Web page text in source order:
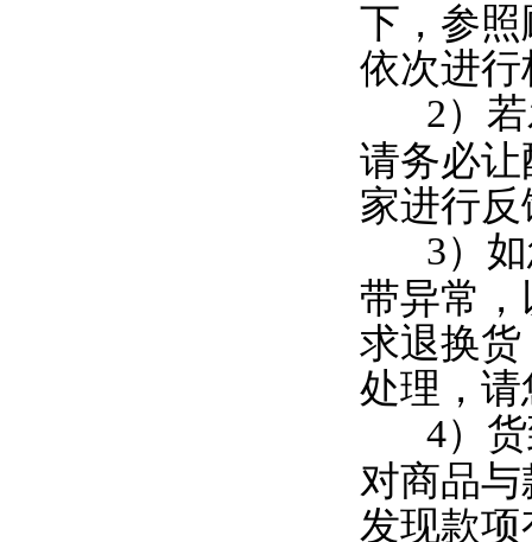
下，参
依次进
2）
请务必
家进行
3）
带异常
求退换
处理，
4）
对商品
发现款